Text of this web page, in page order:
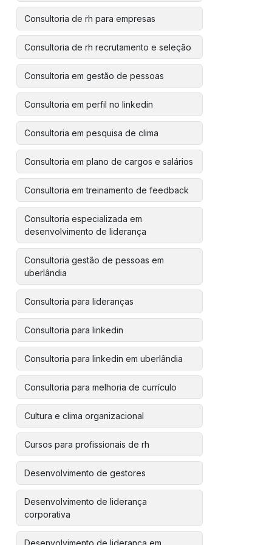
Consultoria de rh para empresas
Consultoria de rh recrutamento e seleção
Consultoria em gestão de pessoas
Consultoria em perfil no linkedin
Consultoria em pesquisa de clima
Consultoria em plano de cargos e salários
Consultoria em treinamento de feedback
Consultoria especializada em
desenvolvimento de liderança
Consultoria gestão de pessoas em
uberlândia
Consultoria para lideranças
Consultoria para linkedin
Consultoria para linkedin em uberlândia
Consultoria para melhoria de currículo
Cultura e clima organizacional
Cursos para profissionais de rh
Desenvolvimento de gestores
Desenvolvimento de liderança
corporativa
Desenvolvimento de liderança em